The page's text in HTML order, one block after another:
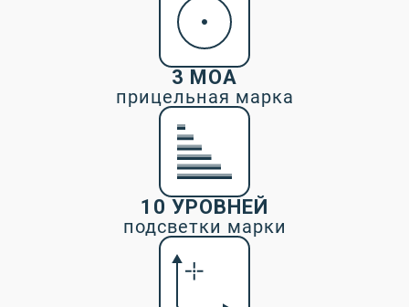
3 МОА
прицельная марка
10 УРОВНЕЙ
подсветки марки